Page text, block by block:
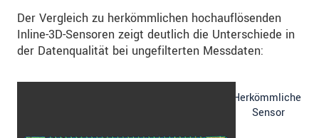
Der Vergleich zu herkömmlichen hochauflösenden
Inline-3D-Sensoren zeigt deutlich die Unterschiede in
der Datenqualität bei ungefilterten Messdaten:
Herkömmlicher
Sensor